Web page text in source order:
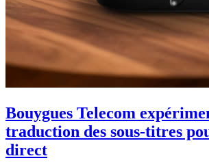
Bouygues Telecom
traduction des sous-titres
direct